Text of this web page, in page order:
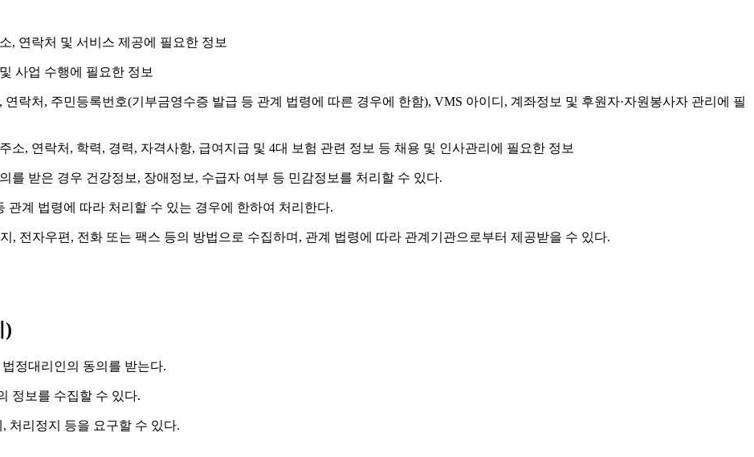
, 연락처 및 서비스 제공에 필요한 정보
사업 수행에 필요한 정보
락처, 주민등록번호(기부금영수증 발급 등 관계 법령에 따른 경우에 한함), VMS 아이디, 계좌정보 및 후원자·자원봉사자 관리에 필
소, 연락처, 학력, 경력, 자격사항, 급여지급 및 4대 보험 관련 정보 등 채용 및 인사관리에 필요한 정보
받은 경우 건강정보, 장애정보, 수급자 여부 등 민감정보를 처리할 수 있다.
계 법령에 따라 처리할 수 있는 경우에 한하여 처리한다.
전자우편, 전화 또는 팩스 등의 방법으로 수집하며, 관계 법령에 따라 관계기관으로부터 제공받을 수 있다.
)
정대리인의 동의를 받는다.
정보를 수집할 수 있다.
처리정지 등을 요구할 수 있다.